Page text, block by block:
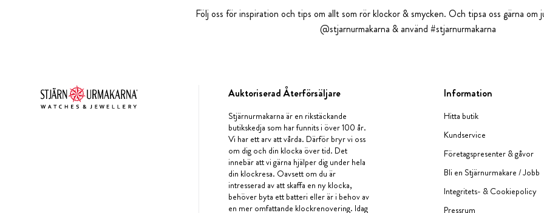
Följ oss för inspiration och tips om allt som rör klockor & smycken. Och tipsa oss gärna om
@stjarnurmakarna & använd #stjarnurmakarna
Auktoriserad Återförsäljare
Stjärnurmakarna är en rikstäckande
butikskedja som har funnits i över 100 år.
Vi har ett arv att vårda. Därför bryr vi oss
om dig och din klocka över tid. Det
innebär att vi gärna hjälper dig under hela
din klockresa. Oavsett om du är
intresserad av att skaffa en ny klocka,
behöver byta ett batteri eller är i behov av
en mer omfattande klockrenovering. Idag
Information
Hitta butik
Kundservice
Företagspresenter & gåvor
Bli en Stjärnurmakare / Jobb
Integritets- & Cookiepolicy
Pressrum